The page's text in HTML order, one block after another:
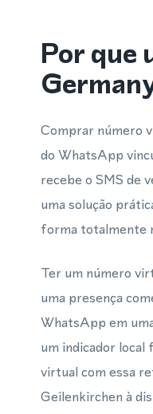
Por que
Comprar número
do WhatsApp
recebe o SMS de
uma solução
forma totalmente
Ter um número
uma presença
WhatsApp em
um indicador
virtual com essa
Geilenkirchen à